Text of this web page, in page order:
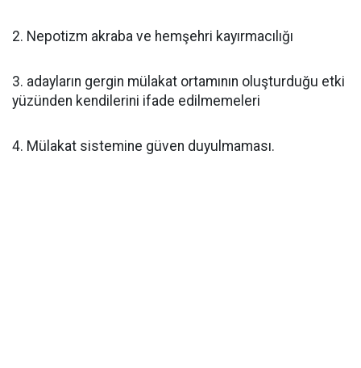
2. Nepotizm akraba ve hemşehri kayırmacılığı
3. adayların gergin mülakat ortamının oluşturduğu etki
yüzünden kendilerini ifade edilmemeleri
4. Mülakat sistemine güven duyulmaması.